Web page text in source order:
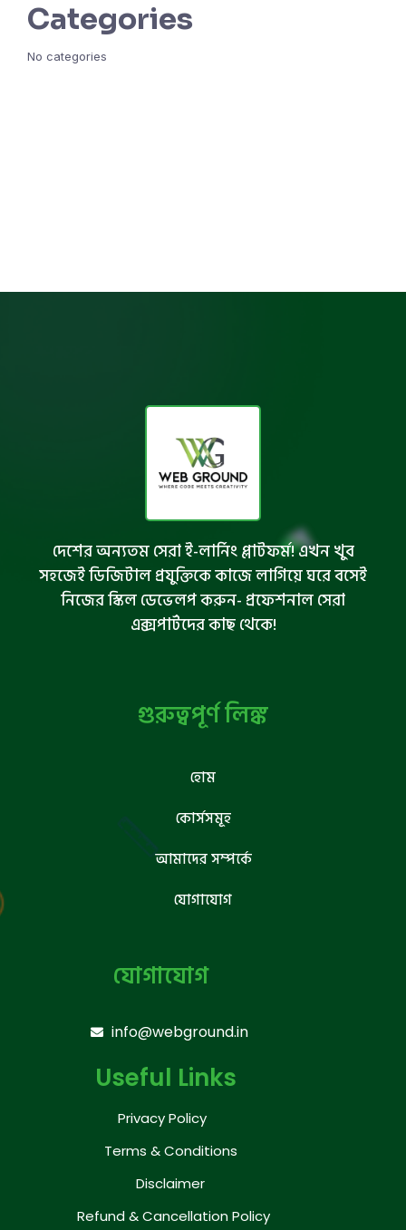
Categories
No categories
দেশের অন্যতম সেরা ই-লার্নিং প্লাটফর্ম! এখন খুব
সহজেই ডিজিটাল প্রযুক্তিকে কাজে লাগিয়ে ঘরে বসেই
নিজের স্কিল ডেভেলপ করুন- প্রফেশনাল সেরা
এক্সপার্টদের কাছ থেকে!
গুরুত্বপূর্ণ লিঙ্ক
হোম
কোর্সসমূহ
আমাদের সম্পর্কে
যোগাযোগ
যোগাযোগ
info@webground.in
Useful Links
Privacy Policy
Terms & Conditions
Disclaimer
Refund & Cancellation Policy